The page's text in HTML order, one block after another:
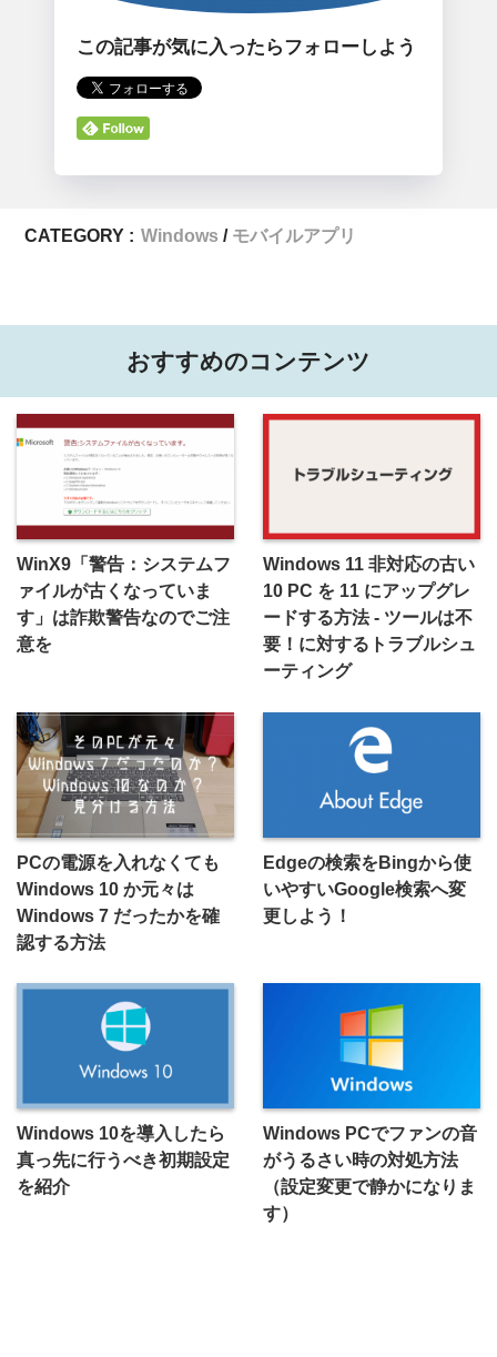
この記事が気に入ったらフォローしよう
CATEGORY : Windows モバイルアプリ
おすすめのコンテンツ
WinX9「警告：システムフ
ァイルが古くなっていま
す」は詐欺警告なのでご注
意を
Windows 11 非対応の古い
10 PC を 11 にアップグレ
ードする方法 - ツールは不
要！に対するトラブルシュ
ーティング
PCの電源を入れなくても
Windows 10 か元々は
Windows 7 だったかを確
認する方法
Edgeの検索をBingから使
いやすいGoogle検索へ変
更しよう！
Windows 10を導入したら
真っ先に行うべき初期設定
を紹介
Windows PCでファンの音
がうるさい時の対処方法
（設定変更で静かになりま
す）